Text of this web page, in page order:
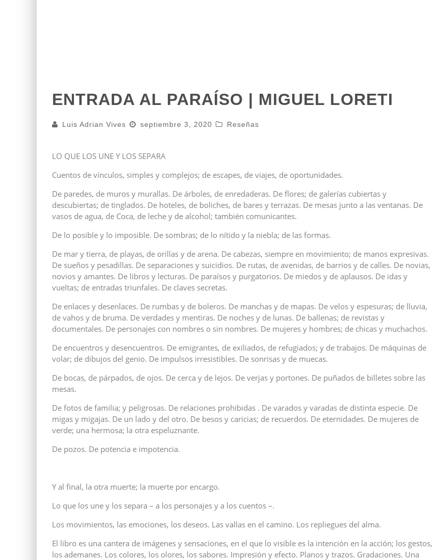
ENTRADA AL PARAÍSO | MIGUEL LORETI
Luis Adrian Vives septiembre 3, 2020 Reseñas
LO QUE LOS UNE Y LOS SEPARA
Cuentos de vínculos, simples y complejos; de escapes, de viajes, de oportunidades.
De paredes, de muros y murallas. De árboles, de enredaderas. De flores; de galerías cubiertas y
descubiertas; de tinglados. De hoteles, de boliches, de bares y terrazas. De mesas junto a las ventanas. De
vasos de agua, de Coca, de leche y de alcohol; también comunicantes.
De lo posible y lo imposible. De sombras; de lo nítido y la niebla; de las formas.
De mar y tierra, de playas, de orillas y de arena. De cabezas, siempre en movimiento; de manos expresivas.
De sueños y pesadillas. De separaciones y suicidios. De rutas, de avenidas, de barrios y de calles. De novias,
novios y amantes. De libros y lecturas. De paraísos y purgatorios. De miedos y de aplausos. De idas y
vueltas; de entradas triunfales. De claves secretas.
De enlaces y desenlaces. De rumbas y de boleros. De manchas y de mapas. De velos y espesuras; de lluvia,
de vahos y de bruma. De verdades y mentiras. De noches y de lunas. De ballenas; de revistas y
documentales. De personajes con nombres o sin nombres. De mujeres y hombres; de chicas y muchachos.
De encuentros y desencuentros. De emigrantes, de exiliados, de refugiados; y de trabajos. De máquinas de
volar; de dibujos del genio. De impulsos irresistibles. De sonrisas y de muecas.
De bocas, de párpados, de ojos. De cerca y de lejos. De verjas y portones. De puñados de billetes sobre las
mesas.
De fotos de familia; y peligrosas. De relaciones prohibidas . De varados y varadas de distinta especie. De
migas y migajas. De un lado y del otro. De besos y caricias; de recuerdos. De eternidades. De mujeres de
verde; una hermosa; la otra espeluznante.
De pozos. De potencia e impotencia.
Y al final, la otra muerte; la muerte por encargo.
Lo que los une y los separa – a los personajes y a los cuentos –.
Los movimientos, las emociones, los deseos. Las vallas en el camino. Los repliegues del alma.
El libro es una cantera de imágenes y sensaciones, en el que lo visible es la intención en la acción; los gestos,
los ademanes. Los colores, los olores, los sabores. Impresión y efecto. Planos y trazos. Gradaciones. Una